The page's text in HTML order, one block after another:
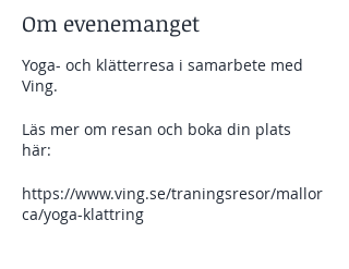
Om evenemanget
Yoga- och klätterresa i samarbete med
Ving.
Läs mer om resan och boka din plats
här:
https://www.ving.se/traningsresor/mallor
ca/yoga-klattring